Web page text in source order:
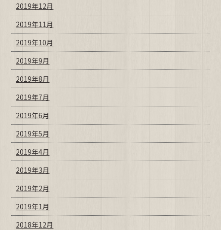
2019年12月
2019年11月
2019年10月
2019年9月
2019年8月
2019年7月
2019年6月
2019年5月
2019年4月
2019年3月
2019年2月
2019年1月
2018年12月